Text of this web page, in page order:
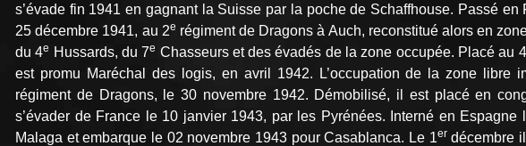
s’évade fin 1941 en gagnant la Suisse par la poche de Schaffhouse. Passé en
25 décembre 1941, au 2e régiment de Dragons à Auch, reconstitué alors en
du 4e Hussards, du 7e Chasseurs et des évadés de la zone occupée. Placé au 4
est promu Maréchal des logis, en avril 1942. L’occupation de la zone libre
régiment de Dragons, le 30 novembre 1942. Démobilisé, il est placé en
s’évader de France le 10 janvier 1943, par les Pyrénées. Interné en
Malaga et embarque le 02 novembre 1943 pour Casablanca. Le 1er décembre